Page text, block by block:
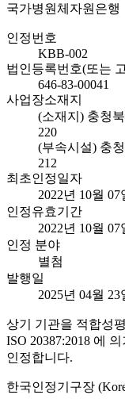
국가병원체자원은행
인정번호
KBB-002
법인등록번호(또는
646-83-00041
사업장소재지
(소재지) 충청
220
(부속시설) 충
212
최초인정일자
2022년 10월 07
인정유효기간
2022년 10월 07
인정 분야
별첨
발행일
2025년 04월 23
상기 기관을 적합성
ISO 20387:2018 에
인정합니다.
한국인정기구장